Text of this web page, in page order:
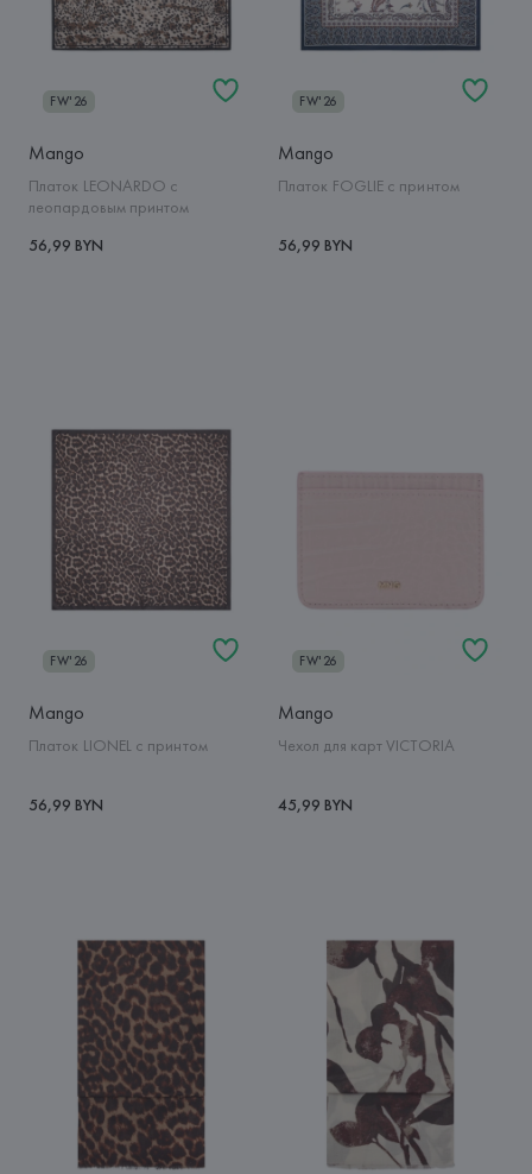
FW'26
Mango
Платок LEONARDO с
леопардовым принтом
56,99 BYN
FW'26
Mango
Платок FOGLIE с принтом
56,99 BYN
FW'26
Mango
Платок LIONEL с принтом
56,99 BYN
FW'26
Mango
Чехол для карт VICTORIA
45,99 BYN